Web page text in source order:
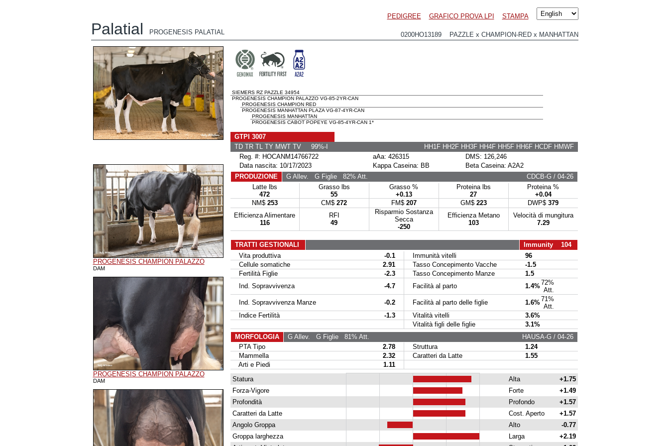
PEDIGREE GRAFICO PROVA LPI STAMPA
Palatial PROGENESIS PALATIAL 0200HO13189 PAZZLE x CHAMPION-RED x MANHATTAN
PROGENESIS CHAMPION PALAZZO
DAM
PROGENESIS CHAMPION PALAZZO
DAM
SIEMERS RZ PAZZLE 34954
PROGENESIS CHAMPION PALAZZO VG-85-2YR-CAN
PROGENESIS CHAMPION RED
PROGENESIS MANHATTAN PLAZA VG-87-4YR-CAN
PROGENESIS MANHATTAN
PROGENESIS CABOT POPEYE VG-85-4YR-CAN 1*
GTPI 3007
TD TR TL TY MWT TV 99%-I
HH1F HH2F HH3F HH4F HH5F HH6F HCDF HMWF
Reg. #: HOCANM14766722
aAa: 426315
DMS: 126,246
Data nascita: 10/17/2023
Kappa Caseina: BB
Beta Caseina: A2A2
PRODUZIONE
G Allev. G Figlie82% Att.
CDCB-G / 04-26
Latte lbs
472
Grasso lbs
55
Grasso %
+0.13
Proteina lbs
27
Proteina %
+0.04
NM$ 253 CM$ 272 FM$ 207 GM$ 223 DWP$ 379
Efficienza Alimentare
116
RFI
49
Risparmio Sostanza
Secca
-250
Efficienza Metano
103
Velocità di mungitura
7.29
TRATTI GESTIONALI
Immunity 104
Vita produttiva
-0.1 Immunità vitelli
96
Cellule somatiche
2.91 Tasso Concepimento Vacche
-1.5
Fertilità Figlie
-2.3 Tasso Concepimento Manze
1.5
Ind. Sopravvivenza
-4.7 Facilità al parto 1.4%72%
Att.
Ind. Sopravvivenza Manze
-0.2 Facilità al parto delle figlie 1.6%71%
Att.
Indice Fertilità
-1.3 Vitalità vitelli
3.6%
Vitalità figli delle figlie
3.1%
MORFOLOGIA
G Allev. G Figlie81% Att.
HAUSA-G / 04-26
PTA Tipo
2.78 Struttura
1.24
Mammella
2.32 Caratteri da Latte
1.55
Arti e Piedi
1.11
Statura
Alta
+1.75
Forza-Vigore
Forte
+1.49
Profondità
Profondo
+1.57
Caratteri da Latte
Cost. Aperto
+1.57
Angolo Groppa
Alto
-0.77
Groppa larghezza
Larga
+2.19